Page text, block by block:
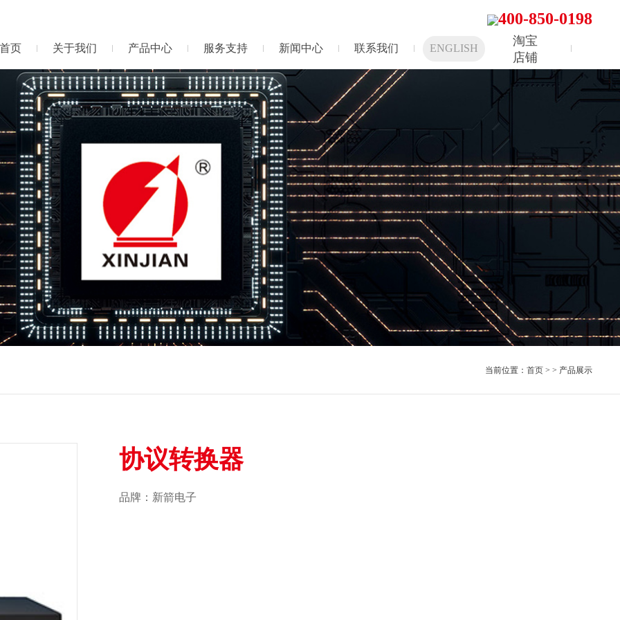
首页 关于我们 产品中心 服务支持 新闻中心 联系我们 ENGLISH
淘宝
店铺
400-850-0198
当前位置： 首页> > 产品展示
协议转换器
品牌：新箭电子